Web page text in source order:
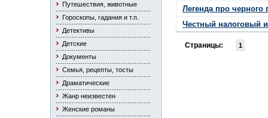
Путешествия, животные
Гороскопы, гадания и т.п.
Детективы
Детские
Документы
Семья, рецепты, тосты
Драматические
Жанр неизвестен
Женские романы
Легенда про черного
Честный налоговый
Страницы: 1